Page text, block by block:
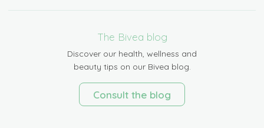
The Bivea blog
Discover our health, wellness and
beauty tips on our Bivea blog.
Consult the blog